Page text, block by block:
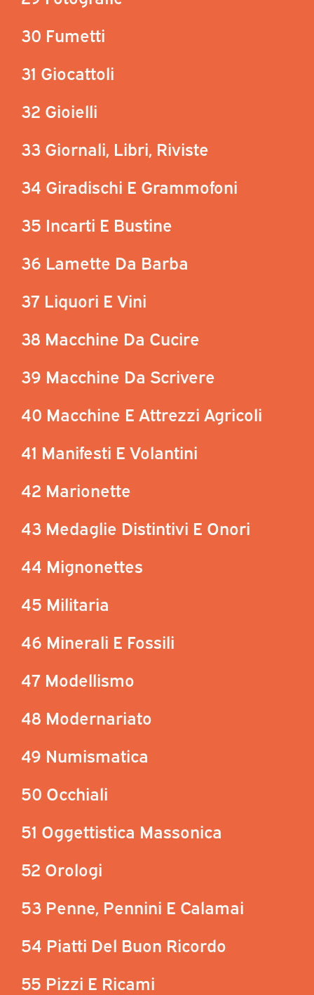
30 Fumetti
31 Giocattoli
32 Gioielli
33 Giornali, Libri, Riviste
34 Giradischi E Grammofoni
35 Incarti E Bustine
36 Lamette Da Barba
37 Liquori E Vini
38 Macchine Da Cucire
39 Macchine Da Scrivere
40 Macchine E Attrezzi Agricoli
41 Manifesti E Volantini
42 Marionette
43 Medaglie Distintivi E Onori
44 Mignonettes
45 Militaria
46 Minerali E Fossili
47 Modellismo
48 Modernariato
49 Numismatica
50 Occhiali
51 Oggettistica Massonica
52 Orologi
53 Penne, Pennini E Calamai
54 Piatti Del Buon Ricordo
55 Pizzi E Ricami